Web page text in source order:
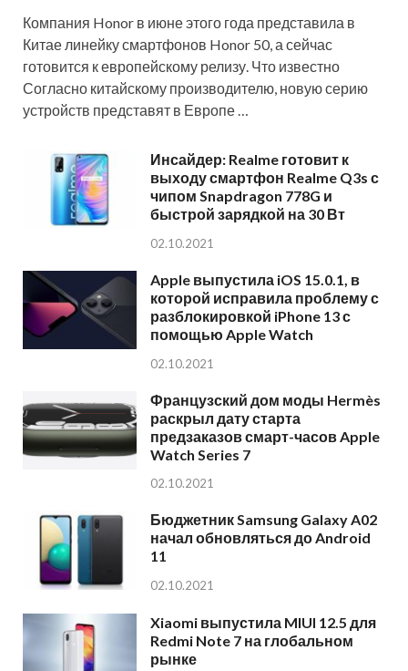
Компания Honor в июне этого года представила в
Китае линейку смартфонов Honor 50, а сейчас
готовится к европейскому релизу. Что известно
Согласно китайскому производителю, новую серию
устройств представят в Европе …
Инсайдер: Realme готовит к
выходу смартфон Realme Q3s с
чипом Snapdragon 778G и
быстрой зарядкой на 30 Вт
02.10.2021
Apple выпустила iOS 15.0.1, в
которой исправила проблему с
разблокировкой iPhone 13 с
помощью Apple Watch
02.10.2021
Французский дом моды Hermès
раскрыл дату старта
предзаказов смарт-часов Apple
Watch Series 7
02.10.2021
Бюджетник Samsung Galaxy A02
начал обновляться до Android
11
02.10.2021
Xiaomi выпустила MIUI 12.5 для
Redmi Note 7 на глобальном
рынке